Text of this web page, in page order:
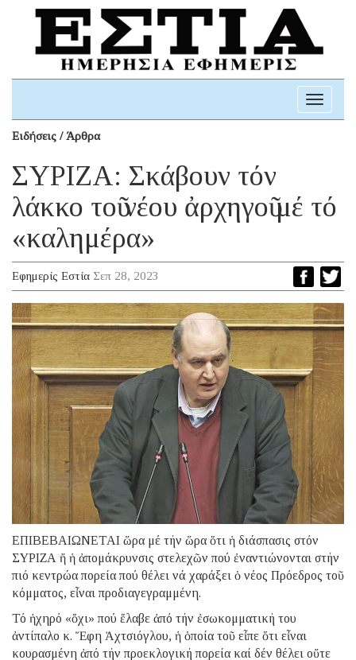
Toggle
Ειδήσεις / Άρθρα
ΣΥΡΙΖΑ: Σκάβουν τόν
λάκκο τοῦ νέου ἀρχηγοῦ μέ τό
«καλημέρα»
Εφημερίς Εστία Σεπ 28, 2023
ΕΠΙΒΕΒΑΙΩΝΕΤΑΙ ὥρα μέ τήν ὥρα ὅτι ἡ διάσπασις στόν
ΣΥΡΙΖΑ ἤ ἡ ἀπομάκρυνσις στελεχῶν πού ἐναντιώνονται στήν
πιό κεντρώα πορεία πού θέλει νά χαράξει ὁ νέος Πρόεδρος τοῦ
κόμματος, εἶναι προδιαγεγραμμένη.
Τό ἠχηρό «ὄχι» πού ἔλαβε ἀπό τήν ἐσωκομματική του
ἀντίπαλο κ. Ἔφη Ἀχτσιόγλου, ἡ ὁποία τοῦ εἶπε ὅτι εἶναι
κουρασμένη ἀπό τήν προεκλογική πορεία καί δέν θέλει οὔτε